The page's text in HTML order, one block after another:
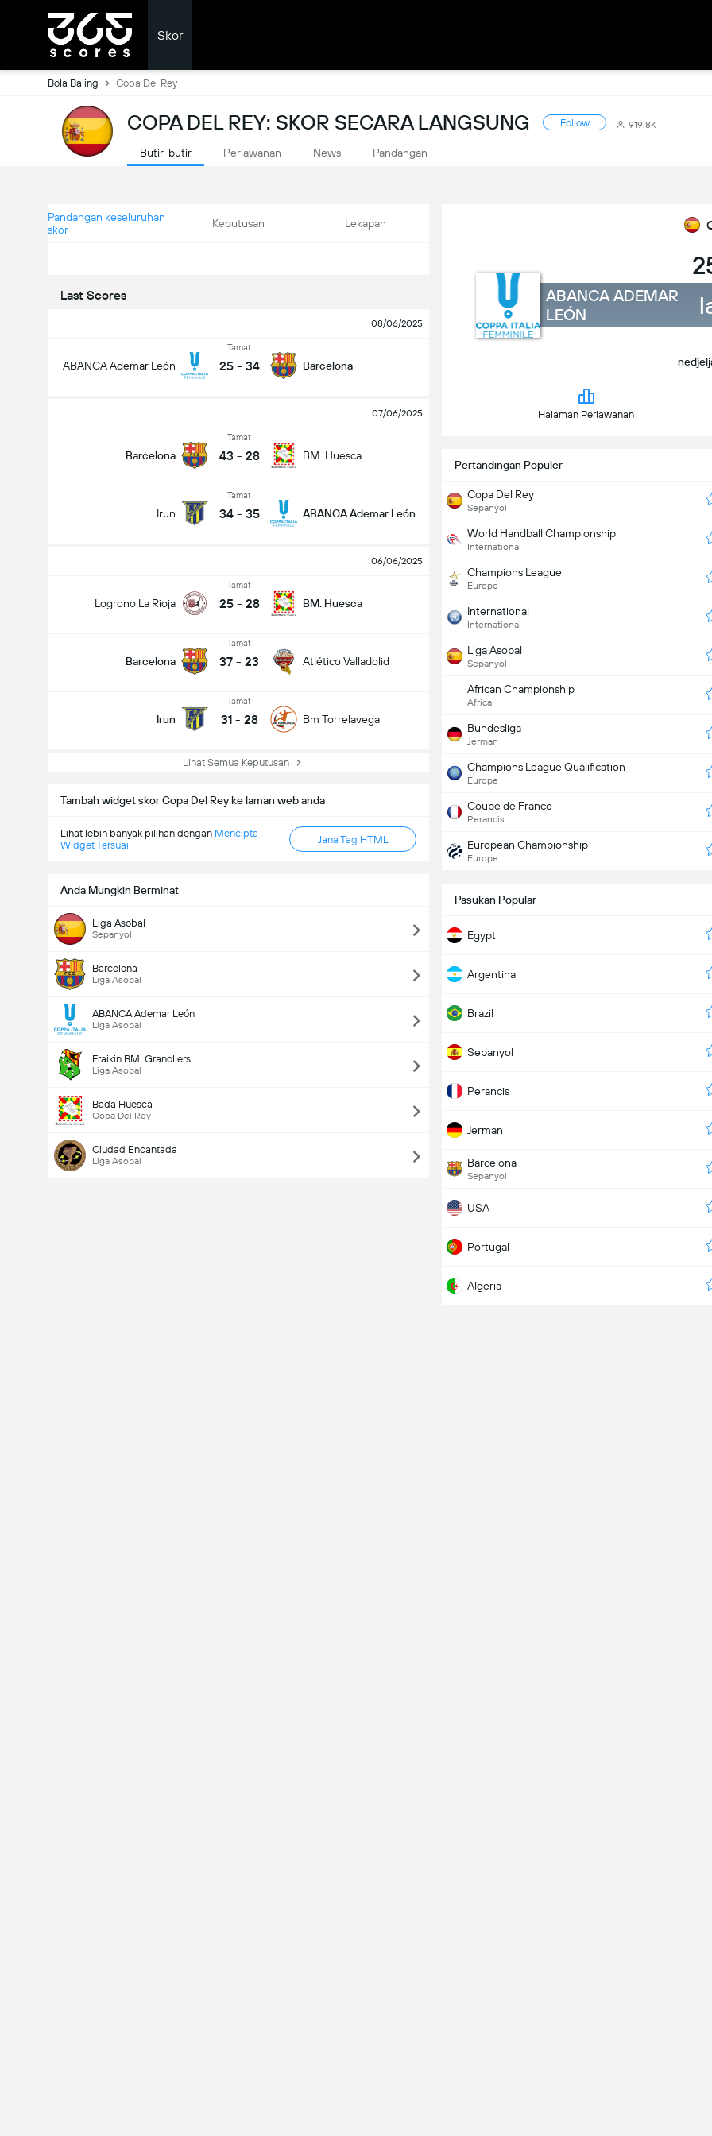
Skor
Bola Baling Copa Del Rey
COPA DEL REY: SKOR SECARA LANGSUNG Follow 919.8K
Butir-butir Perlawanan News Pandangan
Pandangan keseluruhan
skor
Keputusan Lekapan
Last Scores
08/06/2025
ABANCA Ademar León
Tamat
25 - 34 Barcelona
07/06/2025
Barcelona
Tamat
43 - 28 BM. Huesca
Irun
Tamat
34 - 35 ABANCA Ademar León
06/06/2025
Logrono La Rioja
Tamat
25 - 28 BM. Huesca
Barcelona
Tamat
37 - 23 Atlético Valladolid
Irun
Tamat
31 - 28 Bm Torrelavega
Lihat Semua Keputusan
Tambah widget skor Copa Del Rey ke laman web anda
Lihat lebih banyak pilihan dengan Mencipta
Widget Tersuai
Jana Tag HTML
Anda Mungkin Berminat
Liga Asobal
Sepanyol
Barcelona
Liga Asobal
ABANCA Ademar León
Liga Asobal
Fraikin BM. Granollers
Liga Asobal
Bada Huesca
Copa Del Rey
Ciudad Encantada
Liga Asobal
ABANCA ADEMAR
LEÓN
Halaman Perlawanan
Pertandingan Populer
Copa Del Rey
Sepanyol
World Handball Championship
International
Champions League
Europe
International
International
Liga Asobal
Sepanyol
African Championship
Africa
Bundesliga
Jerman
Champions League Qualification
Europe
Coupe de France
Perancis
European Championship
Europe
Pasukan Popular
Egypt
Argentina
Brazil
Sepanyol
Perancis
Jerman
Barcelona
Sepanyol
USA
Portugal
Algeria